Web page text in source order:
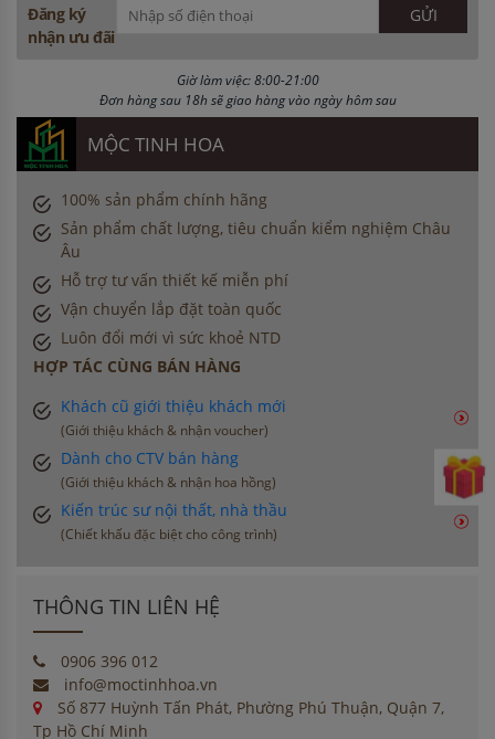
Đăng ký
nhận ưu đãi
Giờ làm việc: 8:00-21:00
Đơn hàng sau 18h sẽ giao hàng vào ngày hôm sau
MỘC TINH HOA
100% sản phẩm chính hãng
Sản phẩm chất lượng, tiêu chuẩn kiểm nghiệm Châu
Âu
Hỗ trợ tư vấn thiết kế miễn phí
Vận chuyển lắp đặt toàn quốc
Luôn đổi mới vì sức khoẻ NTD
HỢP TÁC CÙNG BÁN HÀNG
Khách cũ giới thiệu khách mới
(Giới thiệu khách & nhận voucher)
Dành cho CTV bán hàng
(Giới thiệu khách & nhận hoa hồng)
Kiến trúc sư nội thất, nhà thầu
(Chiết khấu đặc biệt cho công trình)
THÔNG TIN LIÊN HỆ
0906 396 012
info@moctinhhoa.vn
Số 877 Huỳnh Tấn Phát, Phường Phú Thuận, Quận 7,
Tp Hồ Chí Minh